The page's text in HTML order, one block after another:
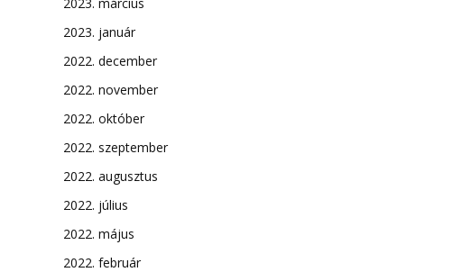
2023. január
2022. december
2022. november
2022. október
2022. szeptember
2022. augusztus
2022. július
2022. május
2022. február